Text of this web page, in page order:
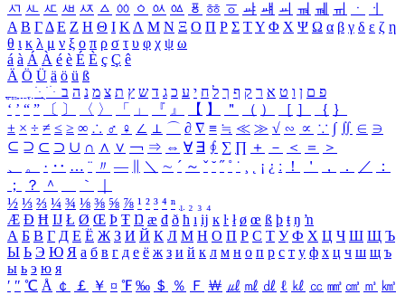
ㅺ ㅻ ㅼ ㅽ ㅾ ㅿ ㆀ ㆁ ㆂ ㆃ ㆄ ㆅ ㆆ ㆇ ㆈ ㆉ ㆊ ㆋ ㆌ ㆍ
ㆎ
Α Β ΓΔ Ε Ζ Η Θ Ι ΚΛ Μ Ν Ξ Ο Π Ρ Σ ΤΥ Φ Χ Ψ Ω α β γ δ ε ζ η
θ ι κ λ μ ν ξ ο π ρ σ τ υ φ χ ψ ω
á à Á À é è É È ç Ç ê
Ä Ö Ü ä ö ü ß
ִֶֹ ֻּ ׁׂ פ ם ן ו ט א ר ק ף ך ל ח י ע כ ג ד ש ץ ת צ מ נ ה ב
‘ ’ “ ” 〔 〕 〈 〉 「 」 『 』 【 】 ＂ （ ） ［ ］ ｛ ｝
± × ÷ ≠ ≤ ≥ ∞ ∴ ♂ ♀ ∠ ⊥ ⌒ ∂ ∇ ≡ ≒ ≪ ≫ √ ∽ ∝ ∵ ∫ ∬ ∈ ∋
⊆ ⊇ ⊂ ⊃ ∪ ∩ ∧ ∨ ￢ ⇒ ⇔ ∀ ∃ ∮ ∑ ∏ ＋ － ＜ ＝
＞
、
。 · ‥ … ¨ 〃 ― ＼ ∼ ´ ～ ˇ ˘ ˝ ˚ ˙ ¸ ¡ ¿ ː ！ ＇ ， ． ／
：
；
？ ＾ ｀
½ ⅓ ⅔ ¼ ¾ ⅛ ⅜ ⅝ ⅞ ¹ ² ³ ⁴ ⁿ ₁ ₂ ₃ ₄
Æ Ð Ħ Ĳ Ł Ø Œ Þ Ŧ Ŋ æ đ ð ħ ı ĳ ĸ ŀ ł ø œ ß þ ŧ ŋ ŉ
А Б В Г Д Е Ё Ж З И Й К Л М Н О П Р С Т У Ф Х Ц Ч Ш Щ Ъ
Ы Ь Э Ю Я а б в г д е ё ж з и й к л м н о п р с т у ф х ц ч ш щ ъ
ы ь э ю я
′ ″ ℃ Å ￠ ￡ ￥ ¤ ℉ ‰ ＄ ％ Ｆ ￦ ㎕ ㎖ ㎗ ℓ ㎘ ㏄ ㎣ ㎤ ㎥ ㎦